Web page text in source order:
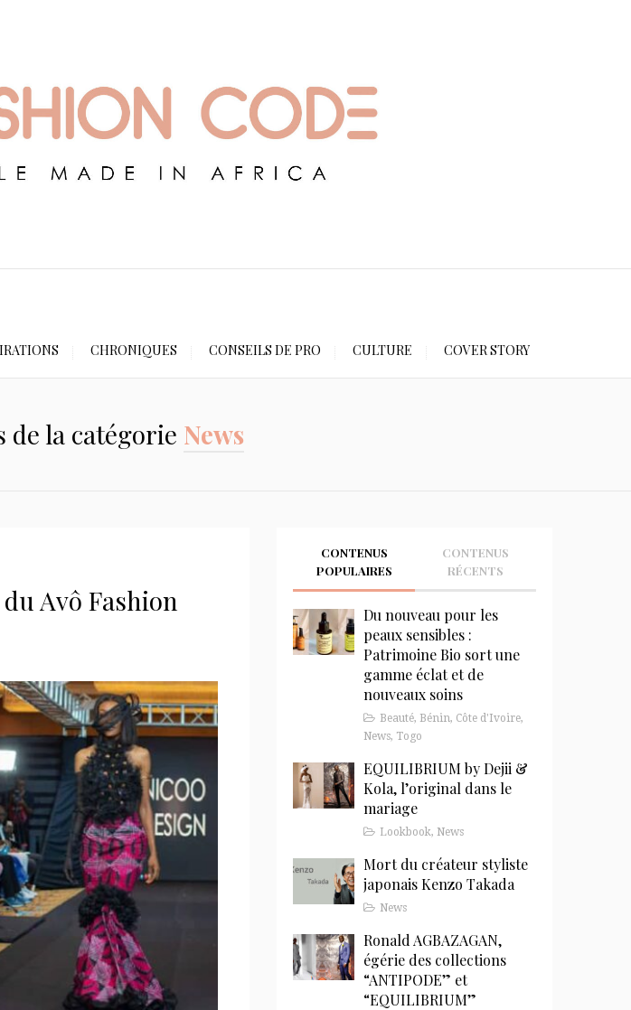
CHRONIQUES CONSEILS DE PRO CULTURE COVER STORY
de la catégorie News
Avô Fashion
CONTENUS
POPULAIRES
CONTENUS
RÉCENTS
Du nouveau pour les
peaux sensibles :
Patrimoine Bio sort une
gamme éclat et de
nouveaux soins
Beauté, Bénin, Côte d'Ivoire,
News, Togo
EQUILIBRIUM by Dejii &
Kola, l’original dans le
mariage
Lookbook, News
Mort du créateur styliste
japonais Kenzo Takada
News
Ronald AGBAZAGAN,
égérie des collections
“ANTIPODE” et
“EQUILIBRIUM”